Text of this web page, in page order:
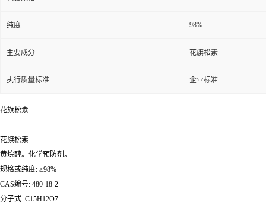
纯度 98%
主要成分 花旗松素
执行质量标准 企业标准
花旗松素
花旗松素
黄烷醇。化学预防剂。
规格或纯度: ≥98%
CAS编号: 480-18-2
分子式: C15H12O7